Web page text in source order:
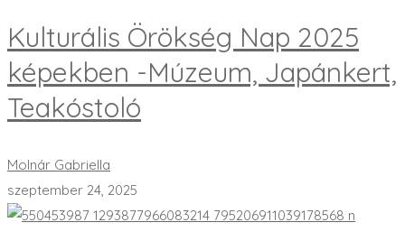
Kulturális Örökség Nap 2025
képekben -Múzeum, Japánkert,
Teakóstoló
Molnár Gabriella
szeptember 24, 2025